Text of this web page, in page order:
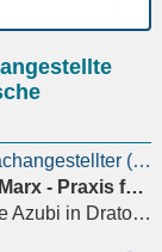
Ausbildung Medizinischer Fachangestellter (w/m/d) Praktikum möglich
Dr. Bastian Mayr/ Dr. Björn Marx - Praxis für Orthopädie und Unfallchirurgie
Azubi in Dratow-Schloen